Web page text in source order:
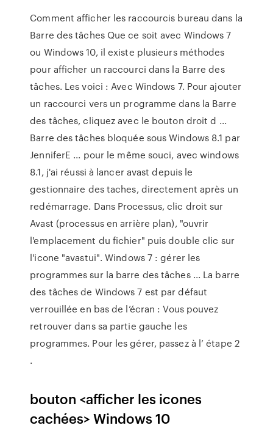
Comment afficher les raccourcis bureau dans la
Barre des tâches Que ce soit avec Windows 7
ou Windows 10, il existe plusieurs méthodes
pour afficher un raccourci dans la Barre des
tâches. Les voici : Avec Windows 7. Pour ajouter
un raccourci vers un programme dans la Barre
des tâches, cliquez avec le bouton droit d ...
Barre des tâches bloquée sous Windows 8.1 par
JenniferE ... pour le même souci, avec windows
8.1, j'ai réussi à lancer avast depuis le
gestionnaire des taches, directement après un
redémarrage. Dans Processus, clic droit sur
Avast (processus en arrière plan), "ouvrir
l'emplacement du fichier" puis double clic sur
l'icone "avastui". Windows 7 : gérer les
programmes sur la barre des tâches ... La barre
des tâches de Windows 7 est par défaut
verrouillée en bas de l’écran : Vous pouvez
retrouver dans sa partie gauche les
programmes. Pour les gérer, passez à l’ étape 2
.
bouton <afficher les icones
cachées> Windows 10